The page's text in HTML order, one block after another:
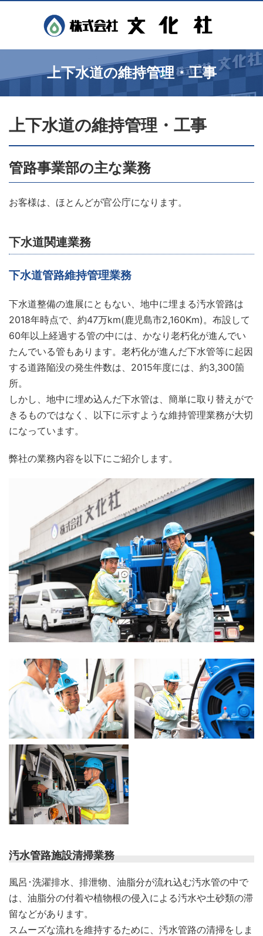
上下水道の維持管理・工事
上下水道の維持管理・工事
管路事業部の主な業務
お客様は、ほとんどが官公庁になります。
下水道関連業務
下水道管路維持管理業務
下水道整備の進展にともない、地中に埋まる汚水管路は
2018年時点で、約47万km(鹿児島市2,160Km)。布設して
60年以上経過する管の中には、かなり老朽化が進んでい
たんでいる管もあります。老朽化が進んだ下水管等に起因
する道路陥没の発生件数は、2015年度には、約3,300箇
所。
しかし、地中に埋め込んだ下水管は、簡単に取り替えがで
きるものではなく、以下に示すような維持管理業務が大切
になっています。
弊社の業務内容を以下にご紹介します。
汚水管路施設清掃業務
風呂･洗濯排水、排泄物、油脂分が流れ込む汚水管の中で
は、油脂分の付着や植物根の侵入による汚水や土砂類の滞
留などがあります。
スムーズな流れを維持するために、汚水管路の清掃をしま